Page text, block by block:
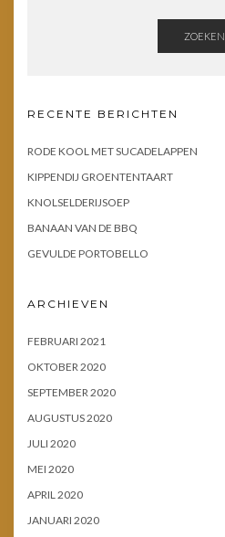
ZOEKEN
RECENTE BERICHTEN
RODE KOOL MET SUCADELAPPEN
KIPPENDIJ GROENTENTAART
KNOLSELDERIJSOEP
BANAAN VAN DE BBQ
GEVULDE PORTOBELLO
ARCHIEVEN
FEBRUARI 2021
OKTOBER 2020
SEPTEMBER 2020
AUGUSTUS 2020
JULI 2020
MEI 2020
APRIL 2020
JANUARI 2020